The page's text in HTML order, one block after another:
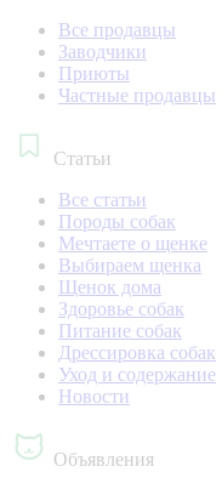
Все продавцы
Заводчики
Приюты
Частные продавцы
Статьи
Все статьи
Породы собак
Мечтаете о щенке
Выбираем щенка
Щенок дома
Здоровье собак
Питание собак
Дрессировка собак
Уход и содержание
Новости
Объявления